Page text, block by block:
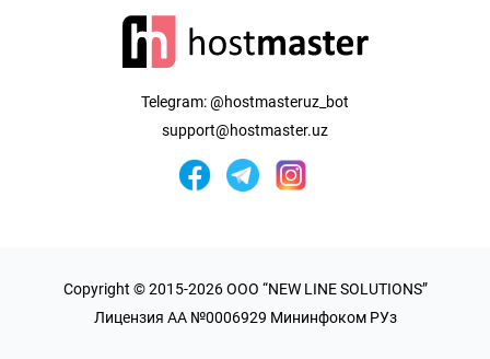
Telegram:@hostmasteruz_bot
support@hostmaster.uz
Copyright © 2015-2026 OOO “NEW LINE SOLUTIONS”
Лицензия AA №0006929 Мининфоком РУз